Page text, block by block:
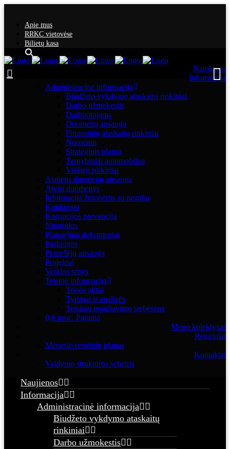
Apie mus
RRKC vietovėse
Bilietų kasa
Naujienos
Informacija
Administracinė informacija
Biudžeto vykdymo ataskaitų rinkiniai
Darbo užmokestis
Darbuotojams
Duomenų apsauga
Finansinių ataskaitų rinkiniai
Nuostatai
Strateginis planas
Tarnybiniai automobiliai
Viešieji pirkimai
Asmens duomenų apsauga
Atviri duomenys
Informacija žmonėms su negalia
Konkursai
Korupcijos prevencija
Nuorodos
Planavimo dokumentai
Paslaugos
Pranešėjų apsauga
Projektai
Veiklos sritys
Teisinė informacija
Teisės aktai
Tyrimai ir analizės
Teisinio reguliavimo stebėsena
0,6 proc. Parama
Meno kolektyvai
Renginiai
Mėnesio renginių planas
Kontaktai
Valdymo struktūros schema
Naujienos
Informacija
Administracinė informacija
Biudžeto vykdymo ataskaitų
rinkiniai
Darbo užmokestis